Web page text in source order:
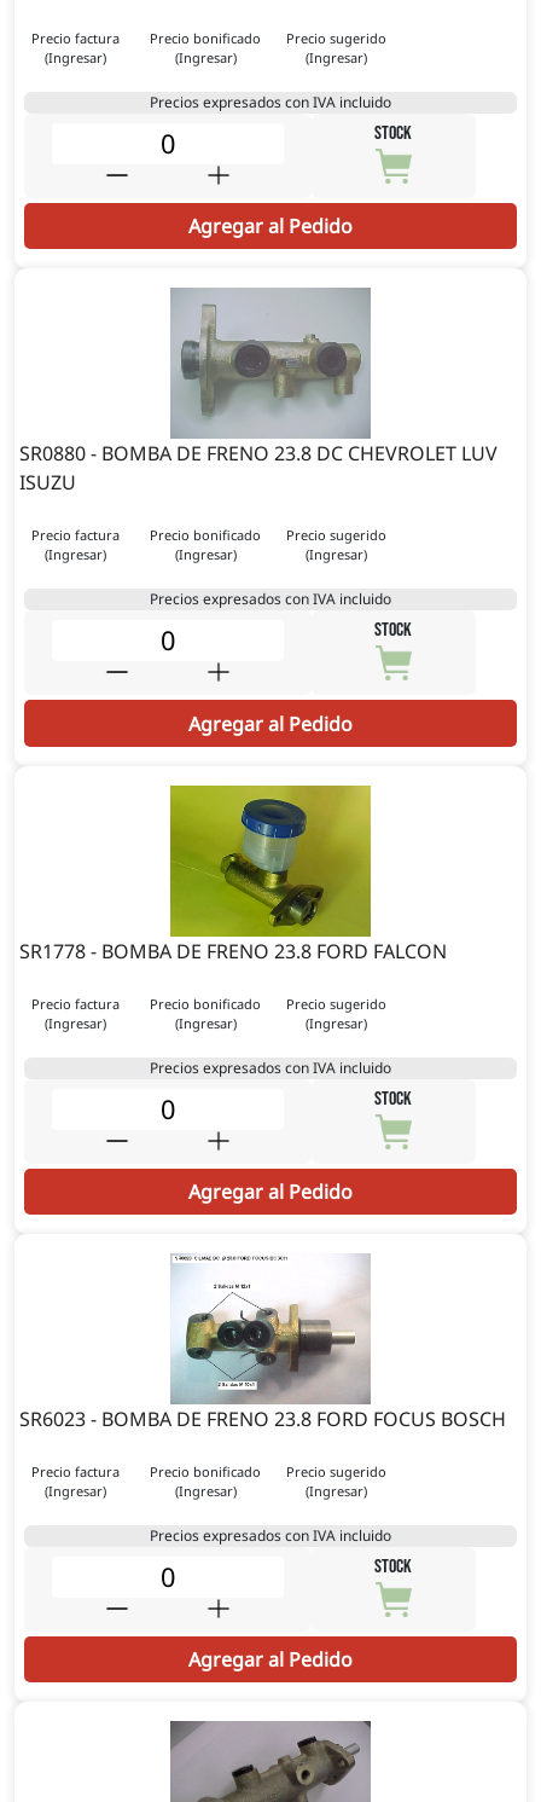
Precio factura
(Ingresar)
Precio bonificado
(Ingresar)
Precio sugerido
(Ingresar)
Precios expresados con IVA incluido
STOCK
Agregar al Pedido
SR0880 - BOMBA DE FRENO 23.8 DC CHEVROLET LUV
ISUZU
Precio factura
(Ingresar)
Precio bonificado
(Ingresar)
Precio sugerido
(Ingresar)
Precios expresados con IVA incluido
STOCK
Agregar al Pedido
SR1778 - BOMBA DE FRENO 23.8 FORD FALCON
Precio factura
(Ingresar)
Precio bonificado
(Ingresar)
Precio sugerido
(Ingresar)
Precios expresados con IVA incluido
STOCK
Agregar al Pedido
SR6023 - BOMBA DE FRENO 23.8 FORD FOCUS BOSCH
Precio factura
(Ingresar)
Precio bonificado
(Ingresar)
Precio sugerido
(Ingresar)
Precios expresados con IVA incluido
STOCK
Agregar al Pedido